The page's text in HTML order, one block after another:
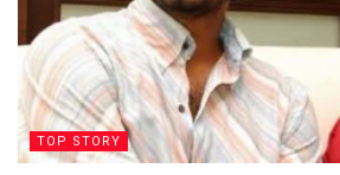
TOP STORY